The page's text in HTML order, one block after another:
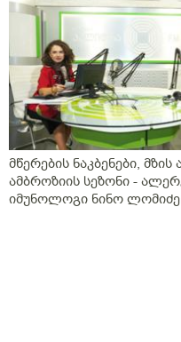
მწერების ნაკბენები,
ამბროზიის სეზონი -
იმუნოლოგი ნინო